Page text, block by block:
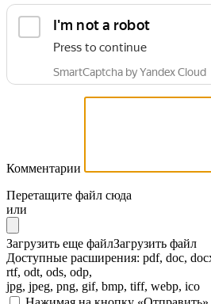
Комментарии
Перетащите файл сюда
или
Загрузить еще файлЗагрузить файл
Доступные расширения: pdf, doc,
rtf, odt, ods, odp,
jpg, jpeg, png, gif, bmp, tiff, webp, ico